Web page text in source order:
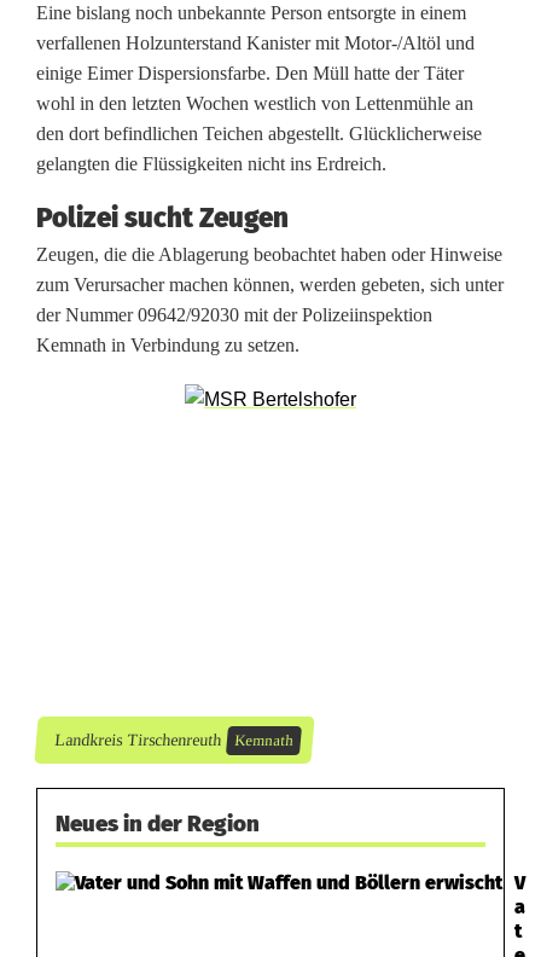
i
z
e
i
s
u
c
h
ü
n
Eine bislang noch unbekannte Person entsorgte in einem
verfallenen Holzunterstand Kanister mit Motor-/Altöl und
einige Eimer Dispersionsfarbe. Den Müll hatte der Täter
wohl in den letzten Wochen westlich von Lettenmühle an
den dort befindlichen Teichen abgestellt. Glücklicherweise
gelangten die Flüssigkeiten nicht ins Erdreich.
Polizei sucht Zeugen
Zeugen, die die Ablagerung beobachtet haben oder Hinweise
zum Verursacher machen können, werden gebeten, sich unter
der Nummer 09642/92030 mit der Polizeiinspektion
Kemnath in Verbindung zu setzen.
Landkreis Tirschenreuth Kemnath
Neues in der Region
V
a
t